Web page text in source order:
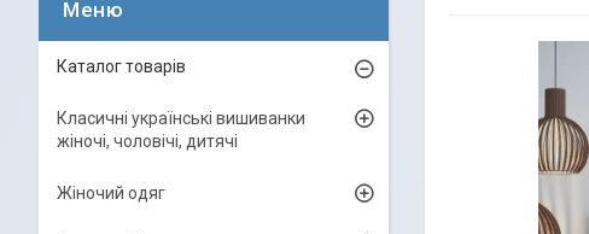
Каталог товарів
Класичні українські вишиванки
жіночі, чоловічі, дитячі
Жіночий одяг